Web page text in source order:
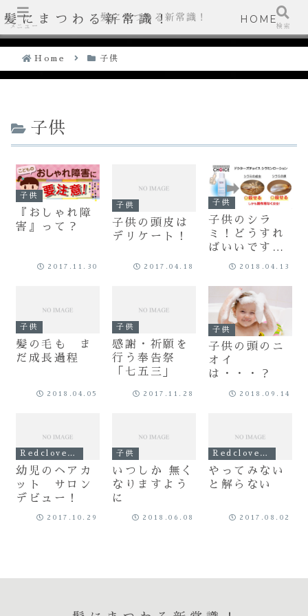
髪にまつわる新常識！ HOME
Home 子供
子供
子供
『おしゃれ障
害』って？
2017.11.30
子供
子供の頭皮は
デリケート！
2017.04.18
子供
子供のシラ
ミ！どうすれ
ばいいです
か？
2018.04.13
子供
髪の毛も ま
だ成長過程
2018.04.05
子供
感謝・祈願を
行う奉告祭
「七五三」
2017.11.28
子供
子供の頭のニ
オイ
は・・・？
2018.09.14
Redclover記事
幼児のヘアカ
ット サロン
デビュー！
2017.10.29
子供
いつしか 無く
なりますよう
に
2018.06.08
Redclover記事
やってみない
と解らない
2017.08.02
メニュー
髪にまつわる新常識！
検索